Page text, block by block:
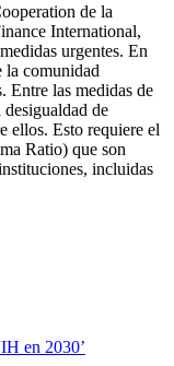
de la
International,
urgentes. En
la comunidad
Entre las medidas de
de
ellos. Esto requiere el
Ratio) que son
incluidas
en 2030’